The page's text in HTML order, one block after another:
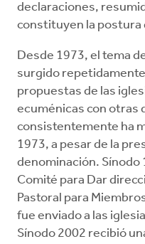
declaraciones,
constituyen la postura
Desde 1973, el tema
surgido
propuestas de las
ecuménicas con otras
consistentemente ha
1973, a pesar de la
denominación. Sínodo
Comité para Dar
Pastoral para
fue enviado a las
Sínodo 2002 recibió